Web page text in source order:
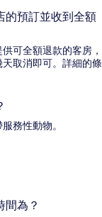
的預訂並收到全額
可全額退款的客房，
取消即可。詳細的條
務性動物。
間為？